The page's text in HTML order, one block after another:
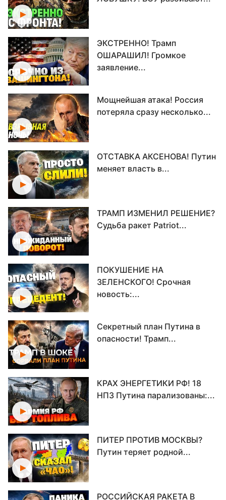
ЭКСТРЕННО! Трамп
ОШАРАШИЛ! Громкое
заявление...
Мощнейшая атака! Россия
потеряла сразу несколько...
ОТСТАВКА АКСЕНОВА! Путин
меняет власть в...
ТРАМП ИЗМЕНИЛ РЕШЕНИЕ?
Судьба ракет Patriot...
ПОКУШЕНИЕ НА
ЗЕЛЕНСКОГО! Срочная
новость:...
Секретный план Путина в
опасности! Трамп...
КРАХ ЭНЕРГЕТИКИ РФ! 18
НПЗ Путина парализованы:...
ПИТЕР ПРОТИВ МОСКВЫ?
Путин теряет родной...
РОССИЙСКАЯ РАКЕТА В